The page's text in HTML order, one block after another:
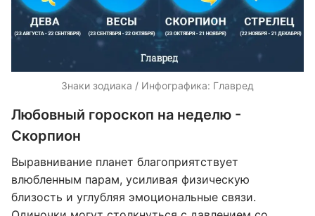
Знаки зодиака / Инфографика: Главред
Любовный гороскоп на неделю -
Скорпион
Выравнивание планет благоприятствует
влюбленным парам, усиливая физическую
близость и углубляя эмоциональные связи.